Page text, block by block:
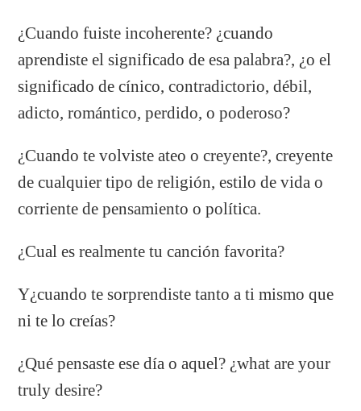
¿Cuando fuiste incoherente? ¿cuando
aprendiste el significado de esa palabra?, ¿o el
significado de cínico, contradictorio, débil,
adicto, romántico, perdido, o poderoso?
¿Cuando te volviste ateo o creyente?, creyente
de cualquier tipo de religión, estilo de vida o
corriente de pensamiento o política.
¿Cual es realmente tu canción favorita?
Y¿cuando te sorprendiste tanto a ti mismo que
ni te lo creías?
¿Qué pensaste ese día o aquel? ¿what are your
truly desire?